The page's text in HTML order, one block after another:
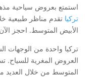
استمتع بعروض سياحية
تركيا تقدم مناظر طبيعية
الأبيض المتوسط. احجز
تركيا واحدة من الوجهات
العروض المغرية للسياح.
المتوسط من خلال العديد